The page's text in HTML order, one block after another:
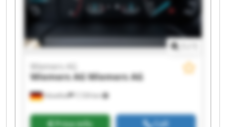
Hövelhof 7,729 km
Wiemers AG
Wiemers AGWiemers AG
Price info Call